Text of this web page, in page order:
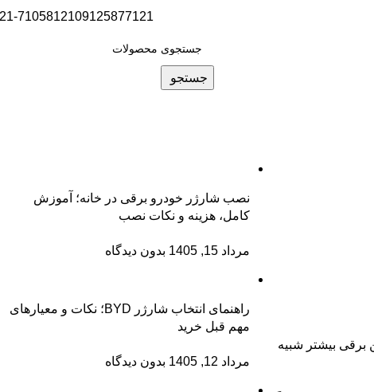
09125877121
71058121
جستجو
بیشتر شبیه
نصب شارژر خودرو برقی در خانه؛ آموزش
کامل، هزینه و نکات نصب
مرداد 15, 1405 بدون دیدگاه
راهنمای انتخاب شارژر BYD؛ نکات و معیارهای
مهم قبل خرید
مرداد 12, 1405 بدون دیدگاه